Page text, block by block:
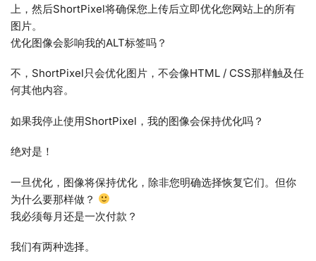
上，然后ShortPixel将确保您上传后立即优化您网站上的所有
图片。
优化图像会影响我的ALT标签吗？
不，ShortPixel只会优化图片，不会像HTML / CSS那样触及任
何其他内容。
如果我停止使用ShortPixel，我的图像会保持优化吗？
绝对是！
一旦优化，图像将保持优化，除非您明确选择恢复它们。但你
为什么要那样做？
我必须每月还是一次付款？
我们有两种选择。